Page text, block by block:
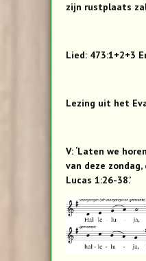
zijn rustplaats
Lied: 473:1+2+3
Lezing uit het
V: ‘Laten we
van deze
Lucas 1:26-38.’